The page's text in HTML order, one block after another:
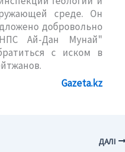
среде. Он
добровольно
Ай-Дан Мунай"
с иском в
Gazeta.kz
ДАЛІ